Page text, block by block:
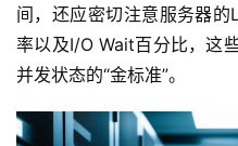
关
于
我
们
间，还应密切注意服务器
率以及I/O Wait百分比，这
并发状态的“金标准”。